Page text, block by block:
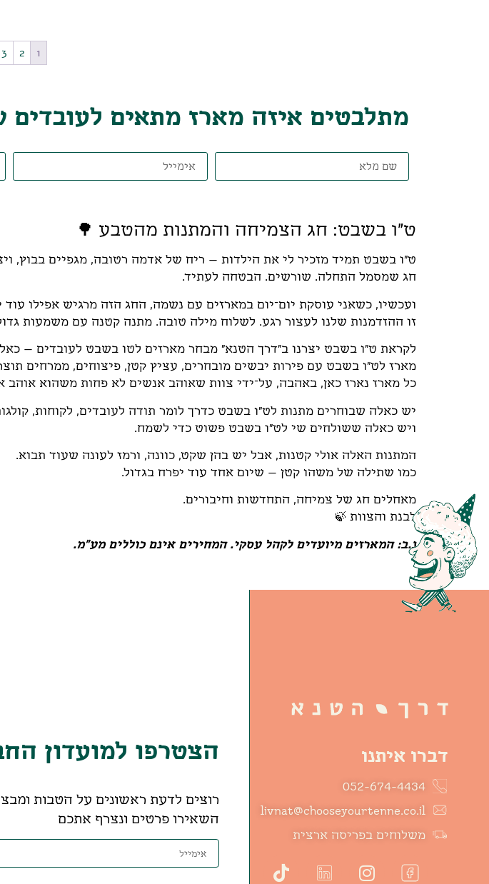
1
2
3
מתלבטים איזה מארז מתאים לעובדים
ט"ו בשבט: חג הצמיחה והמתנות מהטבע 🌳
ט"ו בשבט תמיד מזכיר לי את הילדות – ריח של אדמה רטובה, מגפיים בבוץ,
חג שמסמל התחלה. שורשים. הבטחה לעתיד.
ועכשיו, כשאני עוסקת יום־יום במארזים עם נשמה, החג הזה מרגיש אפילו עוד
זו ההזדמנות שלנו לעצור רגע. לשלוח מילה טובה. מתנה קטנה עם משמעות
לקראת ט"ו בשבט יצרנו ב"דרך הטנא" מבחר מארזים לטו בשבט לעובדים –
מארז לט"ו בשבט עם פירות יבשים מובחרים, עציץ קטן, פיצוחים, ממרחים
כל מארז נארז כאן, באהבה, על־ידי צוות שאוהב אנשים לא פחות משהוא
יש כאלה שבוחרים מתנות לט"ו בשבט כדרך לומר תודה לעובדים, לקוחות,
ויש כאלה ששולחים שי לט"ו בשבט פשוט כדי לשמח.
המתנות האלה אולי קטנות, אבל יש בהן שקט, כוונה, ורמז לעונה שעוד תבוא.
כמו שתילה של משהו קטן – שיום אחד עוד יפרח בגדול.
מאחלים חג של צמיחה, התחדשות וחיבורים.
לבנת והצוות 🍃
נ.ב: המארזים מיועדים לקהל עסקי. המחירים אינם כוללים מע"מ.
דברו איתנו
052-674-4434
livnat@chooseyourtenne.co.il
משלוחים בפריסה ארצית
הצטרפו למועדון
רוצים לדעת ראשונים על הטבות
השאירו פרטים ונצרף אתכם